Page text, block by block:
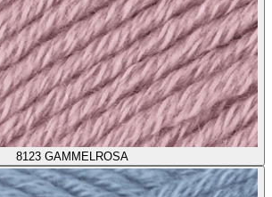
8123 GAMMELROSA